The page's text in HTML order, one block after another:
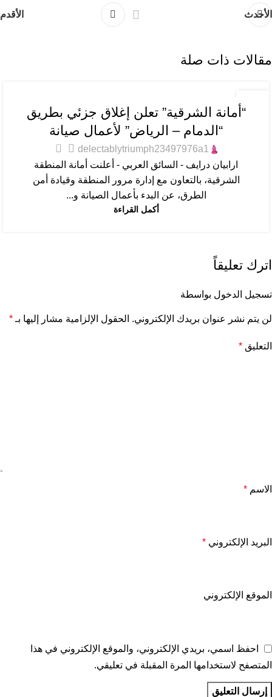
الأحدث الأقدم
مقالات ذات صلة
أكتوبر“أمانة الشرقية” تعلن إغلاق جزئي بطريق
“الدمام – الرياض” لأعمال صيانة
delectablytriumph23497976a1
0
ارابيان درايف - السائق العربي - أعلنت أمانة المنطقة
الشرقية، بالتعاون مع إدارة مرور المنطقة وقيادة أمن
الطرق، عن البدء بأعمال الصيانة و...
أكمل القراءة
اترك تعليقاً
تسجيل الدخول بواسطة
لن يتم نشر عنوان بريدك الإلكتروني. الحقول الإلزامية مشار إليها بـ *
التعليق *
الاسم *
البريد الإلكتروني *
الموقع الإلكتروني
احفظ اسمي، بريدي الإلكتروني، والموقع الإلكتروني في هذا
المتصفح لاستخدامها المرة المقبلة في تعليقي.